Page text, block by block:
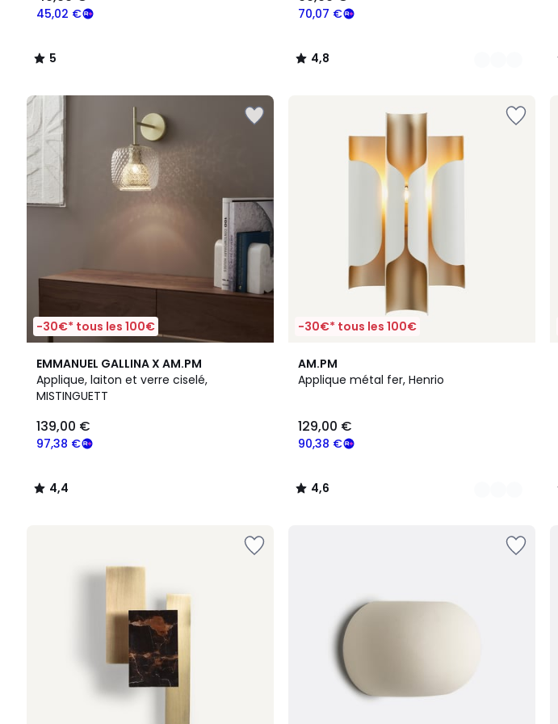
45,02 €
5
/
70,07 €
4,8
/
-30€* tous les 100€
EMMANUEL GALLINA X AM.PM
Applique, laiton et verre ciselé,
MISTINGUETT
97,38 €
139,00 €
4,4
/ 5
4,4
/
-30€* tous les 100€
AM.PM
Applique métal fer, Henrio
90,38 €
129,00 €
4,6
/ 5
2
Couleurs
4,6
/